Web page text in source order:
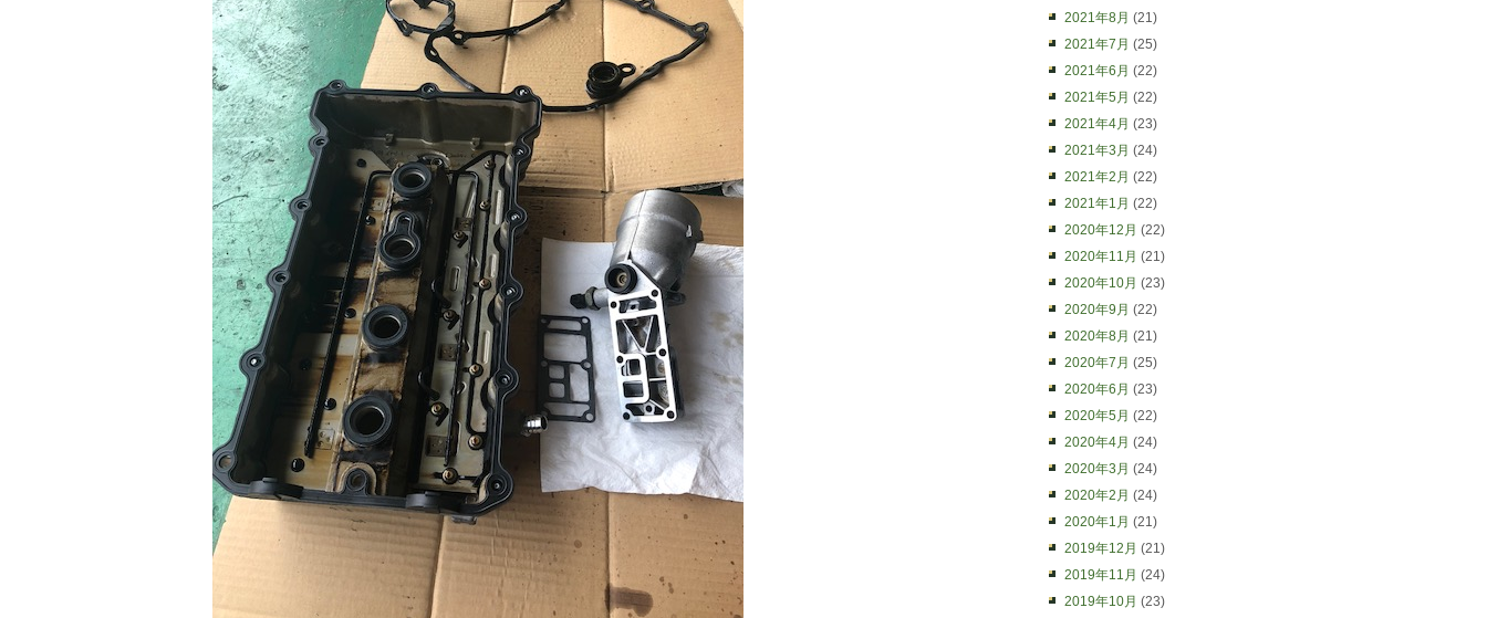
2021年8月 (21)
2021年7月 (25)
2021年6月 (22)
2021年5月 (22)
2021年4月 (23)
2021年3月 (24)
2021年2月 (22)
2021年1月 (22)
2020年12月 (22)
2020年11月 (21)
2020年10月 (23)
2020年9月 (22)
2020年8月 (21)
2020年7月 (25)
2020年6月 (23)
2020年5月 (22)
2020年4月 (24)
2020年3月 (24)
2020年2月 (24)
2020年1月 (21)
2019年12月 (21)
2019年11月 (24)
2019年10月 (23)